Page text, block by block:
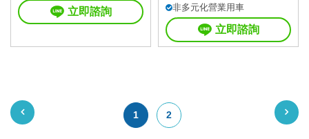
立即諮詢
非多元化營業用車
立即諮詢
1 2